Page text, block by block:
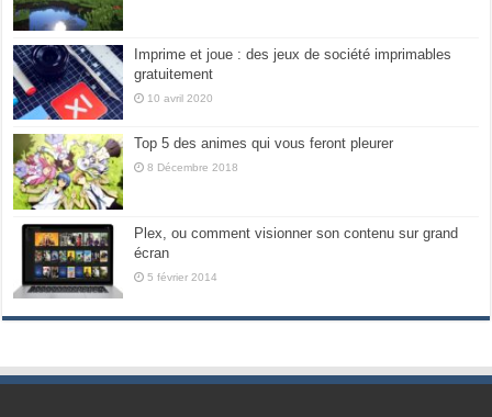
Imprime et joue : des jeux de société imprimables
gratuitement
10 avril 2020
Top 5 des animes qui vous feront pleurer
8 Décembre 2018
Plex, ou comment visionner son contenu sur grand
écran
5 février 2014